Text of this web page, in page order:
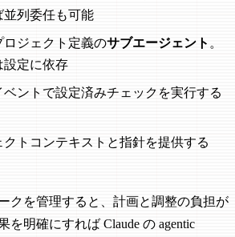
並列委任も可能
ジェクト定義のサブエージェント 。
設定に依存
ントで設定済みチェックを実行する
トコンテキストと指針を提供する
クを管理すると、計画と調整の負担が
を明確にすれば Claude の agentic